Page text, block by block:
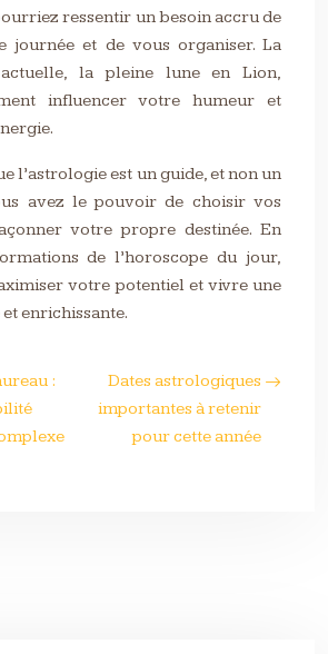
ressentir un besoin accru de
journée et de vous organiser. La
la pleine lune en Lion,
influencer votre humeur et
l’astrologie est un guide, et non un
avez le pouvoir de choisir vos
votre propre destinée. En
de l’horoscope du jour,
votre potentiel et vivre une
enrichissante.
:
Dates astrologiques
importantes à retenir
pour cette année